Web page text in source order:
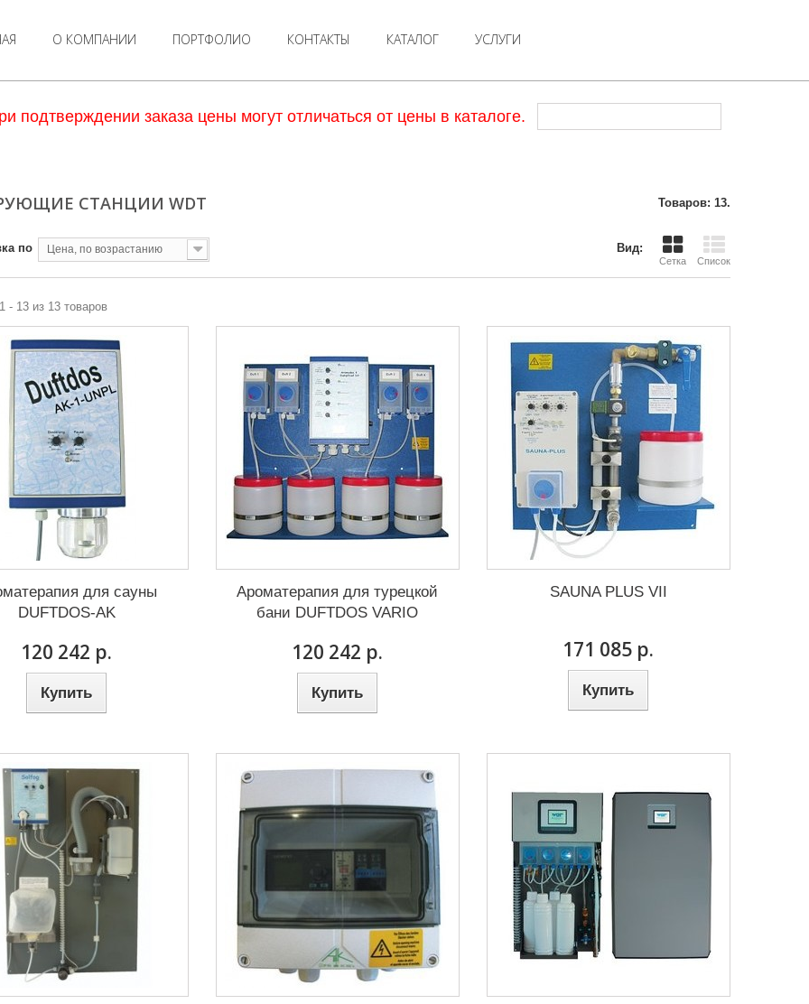
О КОМПАНИИ ПОРТФОЛИО КОНТАКТЫ КАТАЛОГ УСЛУГИ
подтверждении заказа цены могут отличаться от цены в каталоге.
СТАНЦИИ WDT Товаров: 13.
Вид:
Сетка Список
по Цена, по возрастанию
- 13 из 13 товаров
для сауны
DUFTDOS-AK
120 242 р.
Купить
Ароматерапия для турецкой
бани DUFTDOS VARIO
120 242 р.
Купить
SAUNA PLUS VII
171 085 р.
Купить